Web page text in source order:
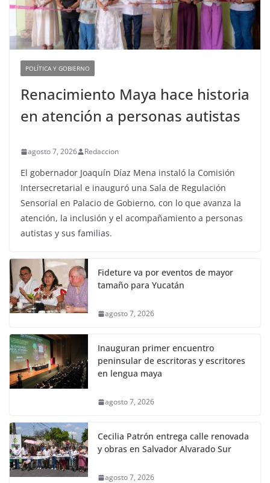
POLÍTICA Y GOBIERNO
Renacimiento Maya hace historia
en atención a personas autistas
agosto 7, 2026 Redaccion
El gobernador Joaquín Díaz Mena instaló la Comisión
Intersecretarial e inauguró una Sala de Regulación
Sensorial en Palacio de Gobierno, con lo que avanza la
atención, la inclusión y el acompañamiento a personas
autistas y sus familias.
Fideture va por eventos de mayor
tamaño para Yucatán
agosto 7, 2026
Inauguran primer encuentro
peninsular de escritoras y escritores
en lengua maya
agosto 7, 2026
Cecilia Patrón entrega calle renovada
y obras en Salvador Alvarado Sur
agosto 7, 2026